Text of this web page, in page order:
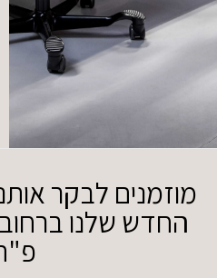
מוזמנים לבקר